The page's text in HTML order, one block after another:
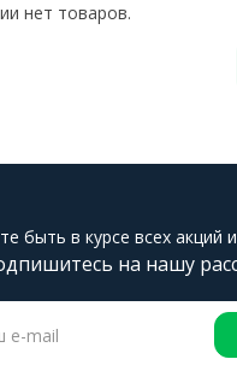
нет товаров.
быть в курсе всех акций
на нашу